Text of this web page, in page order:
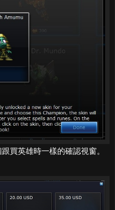
買英雄時一樣的確認視窗。